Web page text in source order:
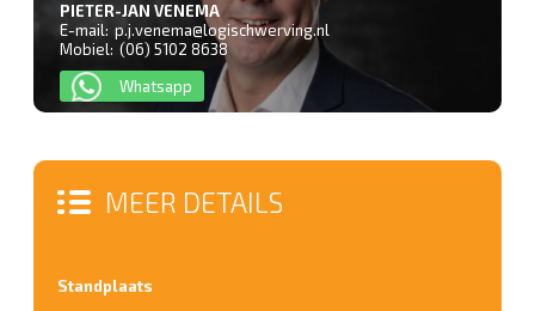
PIETER-JAN VENEMA
E-mail: p.j.venema@logischwerving.nl
Mobiel: (06) 5102 8638
Whatsapp
MEER DETAILS
Standplaats